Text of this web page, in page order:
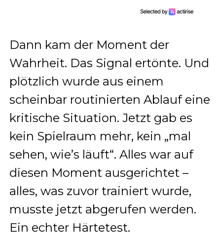
Dann kam der Moment der
Wahrheit. Das Signal ertönte. Und
plötzlich wurde aus einem
scheinbar routinierten Ablauf eine
kritische Situation. Jetzt gab es
kein Spielraum mehr, kein „mal
sehen, wie’s läuft“. Alles war auf
diesen Moment ausgerichtet –
alles, was zuvor trainiert wurde,
musste jetzt abgerufen werden.
Ein echter Härtetest.